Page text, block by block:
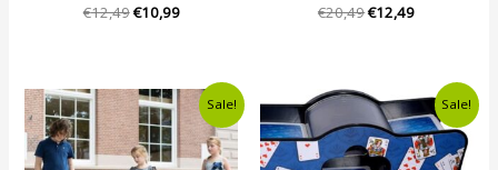
€12,49€10,99 €20,49€12,49
Sale!
Algne
hind
oli:
€10,79.
Current
price
€9,49.
Sale!
Algne
hind
oli:
€11,60.
Current
price
is:
€9,49.